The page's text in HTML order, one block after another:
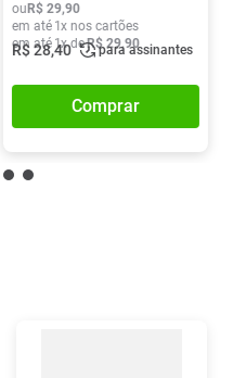
ou R$ 29,90
em até 1x nos cartões
em até 1x deR$ 29,90
R$28,40 para assinantes
Comprar